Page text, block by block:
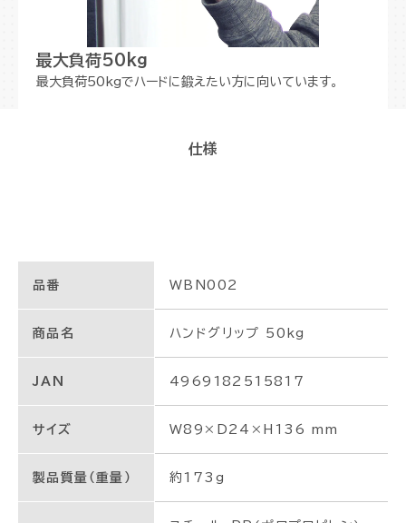
最大負荷50kg
最大負荷50kgでハードに鍛えたい方に向いています。
仕様
品番 WBN002
商品名 ハンドグリップ 50kg
JAN 4969182515817
サイズ W89×D24×H136 mm
製品質量（重量） 約173g